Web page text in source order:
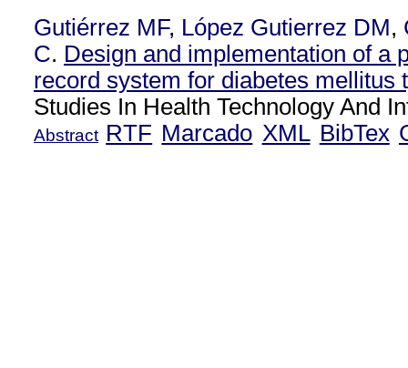
Gutiérrez MF, López Gutierrez DM,
C. Design and implementation of a
record system for diabetes mellitus
Studies In Health Technology And
Abstract RTF Marcado XML BibTex